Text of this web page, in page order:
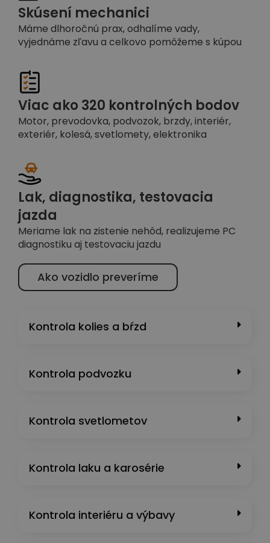
Skúsení mechanici
Máme dlhoročnú prax, odhalíme vady,
vyjednáme zľavu a celkovo pomôžeme s kúpou
Viac ako 320 kontrolných bodov
Motor, prevodovka, podvozok, brzdy, interiér,
exteriér, kolesá, svetlomety, elektronika
Lak, diagnostika, testovacia
jazda
Meriame lak na zistenie nehôd, realizujeme PC
diagnostiku aj testovaciu jazdu
Ako vozidlo preveríme
Kontrola kolies a bŕzd
Kontrola podvozku
Kontrola svetlometov
Kontrola laku a karosérie
Kontrola interiéru a výbavy